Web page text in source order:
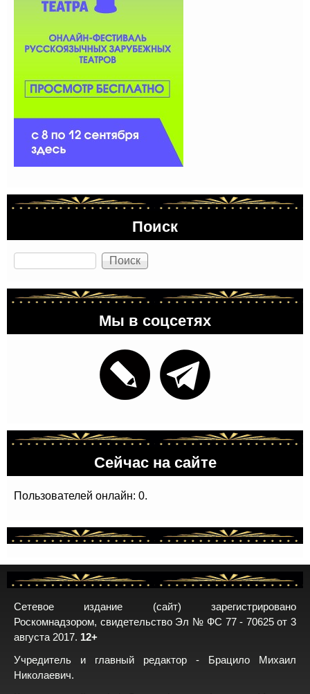
Поиск
Поиск
Мы в соцсетях
Сейчас на сайте
Пользователей онлайн: 0.
Сетевое издание (сайт) зарегистрировано
Роскомнадзором, свидетельство Эл № ФС 77 - 70625 от 3
августа 2017. 12+
Учредитель и главный редактор - Брацило Михаил
Николаевич.